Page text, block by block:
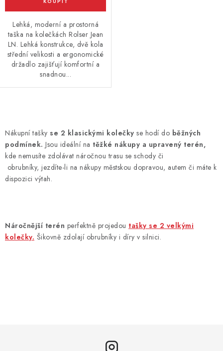
Lehká, moderní a prostorná
taška na kolečkách Rolser Jean
LN. Lehká konstrukce, dvě kola
střední velikosti a ergonomické
držadlo zajišťují komfortní a
snadnou...
v
l
á
d
a
p
r
Nákupní tašky se 2 klasickými kolečky se hodí do běžných
podmínek. Jsou ideální na těžké nákupy a upravený terén,
kde nemusíte zdolávat náročnou trasu se schody či
obrubníky, jezdíte-li na nákupy městskou dopravou, autem či máte k
dispozici výtah.
Náročnější terén perfektně projedou tašky se 2 velkými
kolečky. Šikovně zdolají obrubníky i díry v silnici.